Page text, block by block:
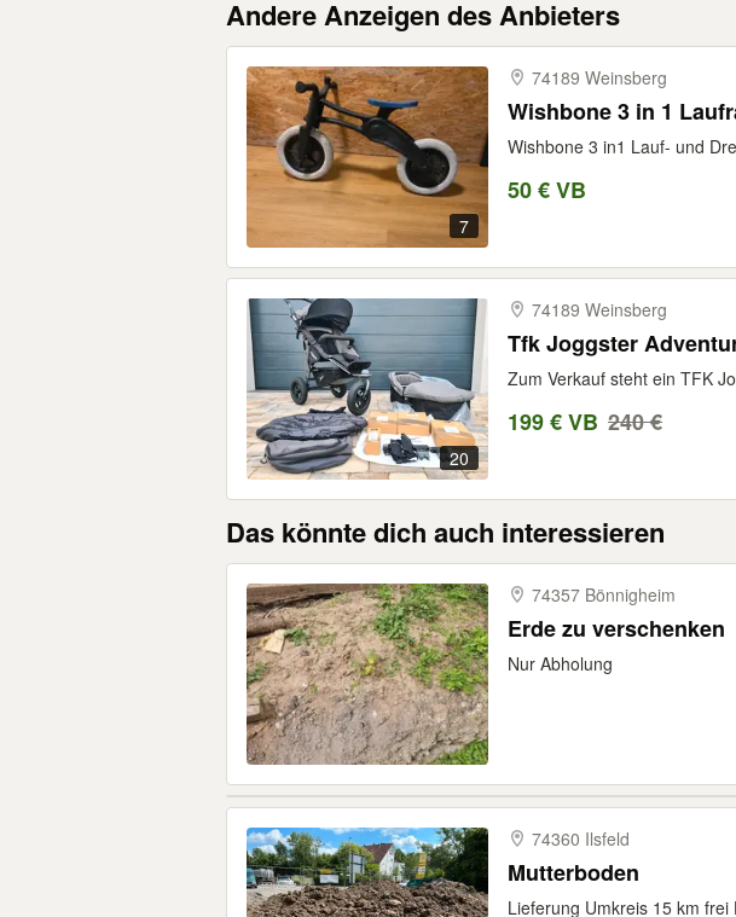
Andere Anzeigen des Anbieters
7
74189 Weinsberg
Wishbone 3 in 1
Wishbone 3 in1 Lauf- und
50 € VB
20
74189 Weinsberg
Tfk Joggster
Zum Verkauf steht ein TFK
199 € VB 240 €
Das könnte dich auch interessieren
74357 Bönnigheim
Erde zu verschenken
Nur Abholung
74360 Ilsfeld
Mutterboden
Lieferung Umkreis 15 km